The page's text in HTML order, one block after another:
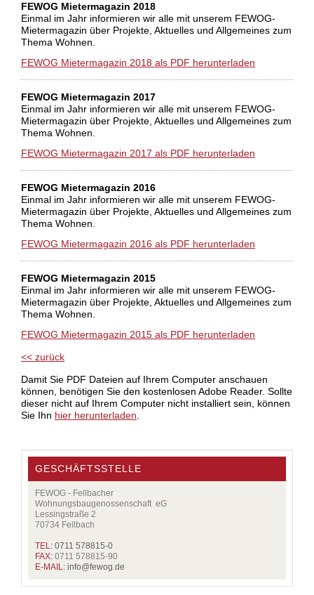
FEWOG Mietermagazin 2018
Einmal im Jahr informieren wir alle mit unserem FEWOG-
Mietermagazin über Projekte, Aktuelles und Allgemeines zum
Thema Wohnen.
FEWOG Mietermagazin 2018 als PDF herunterladen
FEWOG Mietermagazin 2017
Einmal im Jahr informieren wir alle mit unserem FEWOG-
Mietermagazin über Projekte, Aktuelles und Allgemeines zum
Thema Wohnen.
FEWOG Mietermagazin 2017 als PDF herunterladen
FEWOG Mietermagazin 2016
Einmal im Jahr informieren wir alle mit unserem FEWOG-
Mietermagazin über Projekte, Aktuelles und Allgemeines zum
Thema Wohnen.
FEWOG Mietermagazin 2016 als PDF herunterladen
FEWOG Mietermagazin 2015
Einmal im Jahr informieren wir alle mit unserem FEWOG-
Mietermagazin über Projekte, Aktuelles und Allgemeines zum
Thema Wohnen.
FEWOG Mietermagazin 2015 als PDF herunterladen
<< zurück
Damit Sie PDF Dateien auf Ihrem Computer anschauen
können, benötigen Sie den kostenlosen Adobe Reader. Sollte
dieser nicht auf Ihrem Computer nicht installiert sein, können
Sie Ihn hier herunterladen
GESCHÄFTSSTELLE
FEWOG - Fellbacher
Wohnungsbaugenossenschaft eG
Lessingstraße 2
70734 Fellbach
TEL: 0711 578815-0
FAX: 0711 578815-90
E-MAIL: info@fewog.de